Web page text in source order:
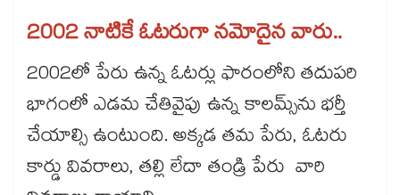
2002 నాటికే ఓటరుగా నమోదైన వారు..
2002లో పేరు ఉన్న ఓటర్లు ఫారంలోని తదుపరి
భాగంలో ఎడమ చేతివైపు ఉన్న కాలమ్స్‌ను భర్తీ
చేయాల్సి ఉంటుంది. అక్కడ తమ పేరు, ఓటరు
కార్డు వివరాలు, తల్లి లేదా తండ్రి పేరు వారి